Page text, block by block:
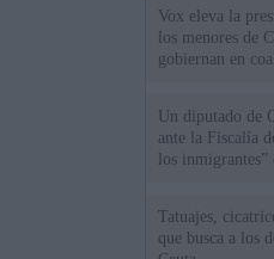
Vox eleva la
los menores de
gobiernan en
Un diputado de
ante la Fiscalía
los inmigrantes”
Tatuajes,
que busca a los